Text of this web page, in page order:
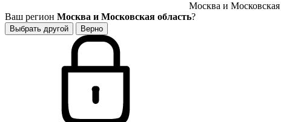
Москва и Московская
Ваш регион Москва и Московская область?
Выбрать другой Верно